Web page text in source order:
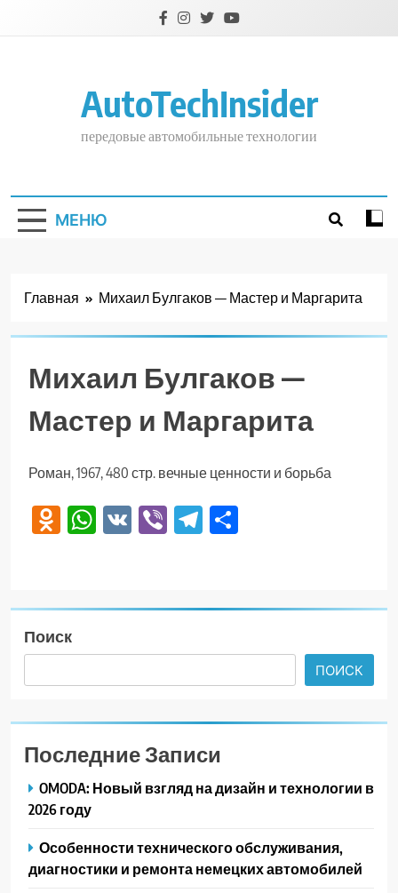
AutoTechInsider
передовые автомобильные технологии
МЕНЮ
Главная Михаил Булгаков — Мастер и Маргарита
Михаил Булгаков —
Мастер и Маргарита
Роман, 1967, 480 стр. вечные ценности и борьба
Odnoklassniki
WhatsApp
VK ViberTelegram
Поиск
ПОИСК
Последние Записи
OMODA: Новый взгляд на дизайн и технологии в
2026 году
Особенности технического обслуживания,
диагностики и ремонта немецких автомобилей